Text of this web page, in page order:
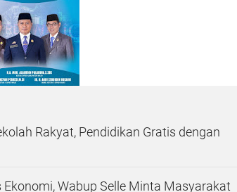
Rakyat, Pendidikan Gratis dengan
Wabup Selle Minta Masyarakat